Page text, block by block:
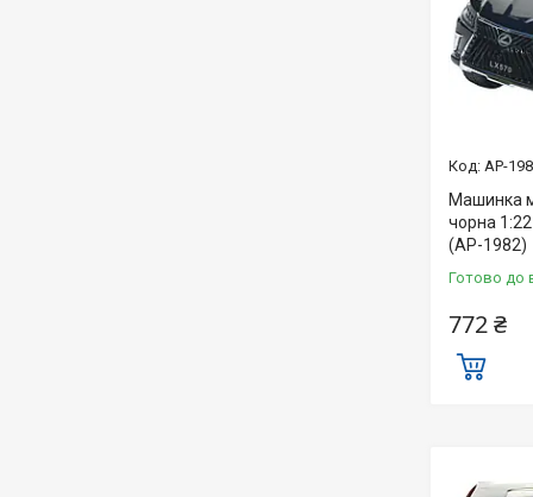
AP-
Машинка
чорна 1:22
(AP-1982)
Готово до
772 ₴